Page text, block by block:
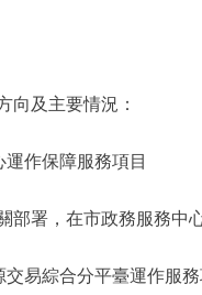
及主要情況：
作保障服務項目
署，在市政務服務中心
易綜合分平臺運作服務